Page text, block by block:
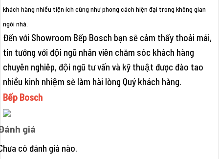
khách hàng nhiều tiện ích cũng như phong cách hiện đại trong không gian
ngôi nhà.
Đến với Showroom Bếp Bosch bạn sẽ cảm thấy thoải mái,
tin tưởng với đội ngũ nhân viên chăm sóc khách hàng
chuyên nghiêp, đội ngũ tư vấn và kỹ thuật được đào tao
nhiều kinh nhiệm sẽ làm hài lòng Quý khách hàng.
Bếp Bosch
giá
có đánh giá nào.